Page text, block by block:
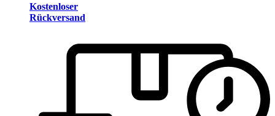
Kostenloser
Rückversand